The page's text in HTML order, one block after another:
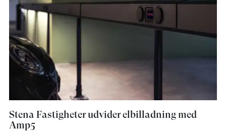
Stena Fastigheter udvider elbilladning med
Amp5